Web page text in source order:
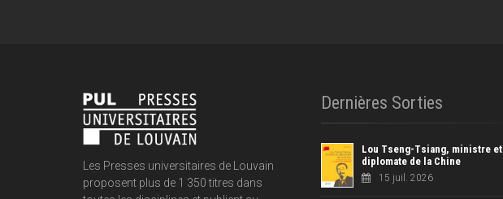
Les Presses universitaires de Louvain
proposent plus de 1 350 titres dans
Dernières Sorties
Lou Tseng-Tsiang, ministre et
diplomate de la Chine
15 juil. 2026